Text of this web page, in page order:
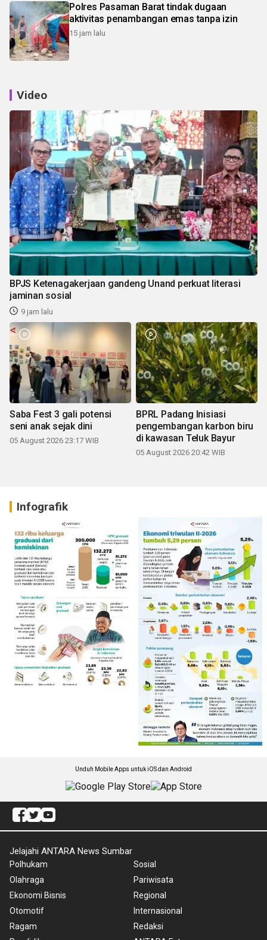
Polres Pasaman Barat tindak dugaan
aktivitas penambangan emas tanpa izin
15 jam lalu
Video
BPJS Ketenagakerjaan gandeng Unand perkuat literasi
jaminan sosial
9 jam lalu
Saba Fest 3 gali potensi
seni anak sejak dini
05 August 2026 23:17 WIB
BPRL Padang Inisiasi
pengembangan karbon biru
di kawasan Teluk Bayur
05 August 2026 20:42 WIB
Infografik
Unduh Mobile Apps untuk iOS dan Android
Jelajahi ANTARA News Sumbar
Polhukam
Olahraga
Ekonomi Bisnis
Otomotif
Ragam
Sosial
Pariwisata
Regional
Internasional
Redaksi